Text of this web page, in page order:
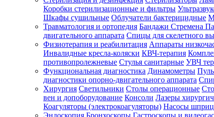
Зарегистрироваться
Зачем
регистрироваться?
Все
покупки
в
Коробки стерилизационные и фильтры
Шкафы сушильные Облучатели бактерицидные
Травматология и ортопедия Бандажи Стремена
двигательного аппарата Спицы для скелетного
Физиотерапия и реабилитация Аппараты
Инвалидные кресла-коляски КВЧ-терапия
противопролежневые Стулья санитарные УВЧ
Функциональная диагностика Динамометры
диагностики опорно-двигательного аппарата
Хирургия Светильники Столы операционные
вен и допоборудование Консоли Лазеры
Коагуляторы (электрокоагуляторы) Насосы
Эндоскопия Бронхоскопы Гастроскопы и